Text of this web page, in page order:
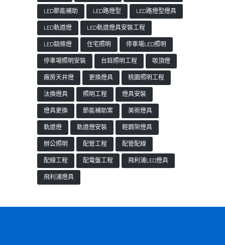
LED節能補助
LED路燈型
LED路燈型燈具
LED軌道燈
LED軌道燈具安裝工程
LED鋁條燈
住宅照明
停車場LED照明
停車場照明安裝
台鈺照明工程
吸頂燈
廠房天井燈
更換燈具
桃園照明工程
汰換燈具
照明工程
燈具安裝
燈具更換
節能補助案
美術燈具
軌道燈
軌道燈安裝
輕鋼架燈具
辦公照明
配管工程
配管配線
配線工程
配電盤工程
飛利浦LED燈具
飛利浦燈具